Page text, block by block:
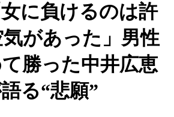
に負けるのは許
があった」男性
勝った中井広恵
る“悲願”